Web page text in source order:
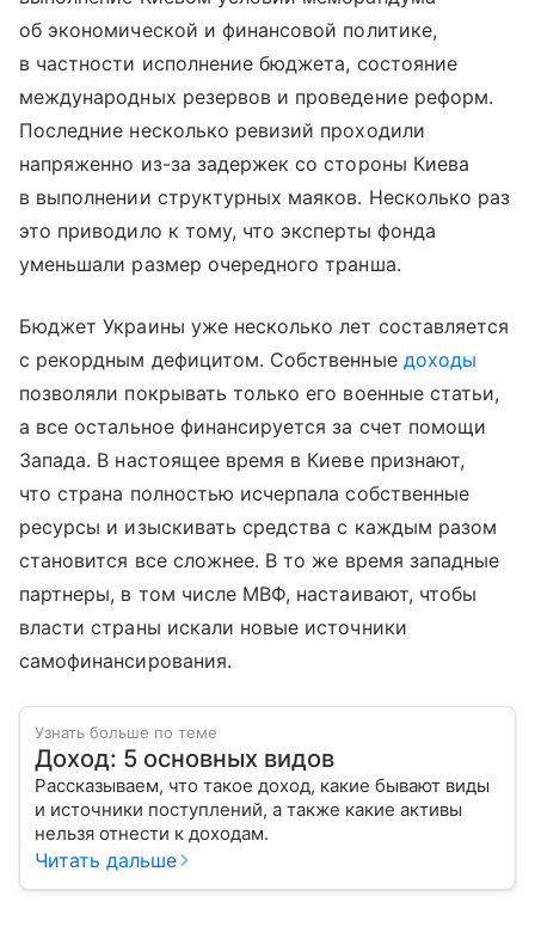
об экономической и финансовой политике,
в частности исполнение бюджета, состояние
международных резервов и проведение реформ.
Последние несколько ревизий проходили
напряженно из-за задержек со стороны Киева
в выполнении структурных маяков. Несколько раз
это приводило к тому, что эксперты фонда
уменьшали размер очередного транша.
Бюджет Украины уже несколько лет составляется
с рекордным дефицитом. Собственные доходы
позволяли покрывать только его военные статьи,
а все остальное финансируется за счет помощи
Запада. В настоящее время в Киеве признают,
что страна полностью исчерпала собственные
ресурсы и изыскивать средства с каждым разом
становится все сложнее. В то же время западные
партнеры, в том числе МВФ, настаивают, чтобы
власти страны искали новые источники
самофинансирования.
Узнать больше по теме
Доход: 5 основных видов
Рассказываем, что такое доход, какие бывают виды
и источники поступлений, а также какие активы
нельзя отнести к доходам.
Читать дальше